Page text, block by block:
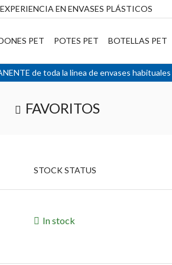
EN ENVASES PLÁSTICOS
PET POTES PET BOTELLAS PET
de toda la linea de envases habituales
FAVORITOS
STOCK STATUS
In stock